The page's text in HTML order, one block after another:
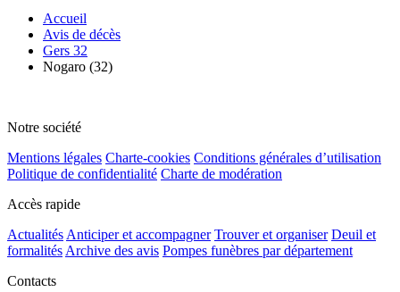
Accueil
Avis de décès
Gers 32
Nogaro (32)
Notre société
Mentions légales Charte-cookies Conditions générales d’utilisation
Politique de confidentialité Charte de modération
Accès rapide
Actualités Anticiper et accompagner Trouver et organiser Deuil et
formalités Archive des avis Pompes funèbres par département
Contacts